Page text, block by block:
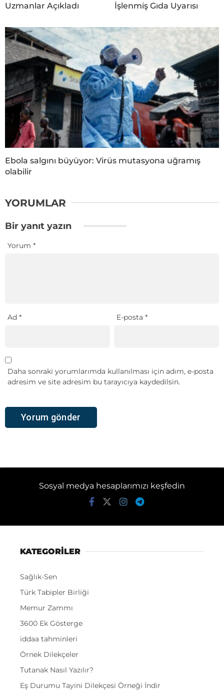
Uzmanlar Açıkladı
İşlenmiş Gıda Uyarısı
Ebola salgını büyüyor: Virüs mutasyona uğramış
olabilir
YORUMLAR
Bir yanıt yazın
Yorum *
Ad * E-posta*
Daha sonraki yorumlarımda kullanılması için adım, e-posta
adresim ve site adresim bu tarayıcıya kaydedilsin.
Sosyal medya hesaplarımızı keşfedin
KATEGORİLER
Sağlık-Sen
Türk Tabipler Birliği
Memur Zammı
3600 Ek Gösterge
iddaa tahminleri
Örnek Dilekçeler
Tutanak Nasıl Yazılır?
Eş Durumu Tayini Dilekçesi Örneği İndir